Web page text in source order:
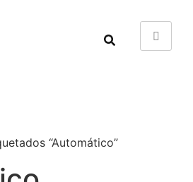
“Automático”